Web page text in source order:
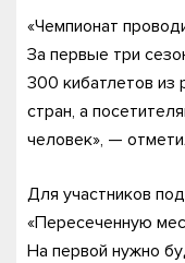
«Чемпионат
За первые три
300 кибатлетов из
стран, а
человек», —
Для участников
«Пересеченную
На первой нужно